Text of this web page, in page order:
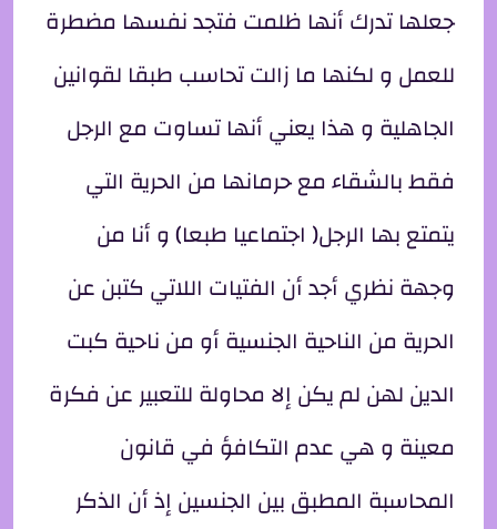
جعلها تدرك أنها ظلمت فتجد نفسها مضطرة
للعمل و لكنها ما زالت تحاسب طبقا لقوانين
الجاهلية و هذا يعني أنها تساوت مع الرجل
فقط بالشقاء مع حرمانها من الحرية التي
يتمتع بها الرجل( اجتماعيا طبعا) و أنا من
وجهة نظري أجد أن الفتيات اللاتي كتبن عن
الحرية من الناحية الجنسية أو من ناحية كبت
الدين لهن لم يكن إلا محاولة للتعبير عن فكرة
معينة و هي عدم التكافؤ في قانون
المحاسبة المطبق بين الجنسين إذ أن الذكر